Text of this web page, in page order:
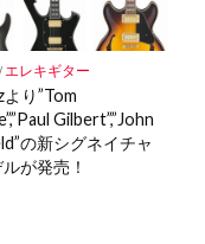
エレキギター
り”Tom
Gilbert”,”John
の新シグネイチャ
が発売！